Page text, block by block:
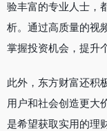
验丰富的专业人士，
析。通过高质量的视
掌握投资机会，提升
此外，东方财富还积
用户和社会创造更大
是希望获取实用的理